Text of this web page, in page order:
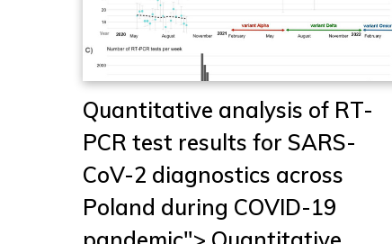
Quantitative analysis of RT-
PCR test results for SARS-
CoV-2 diagnostics across
Poland during COVID-19